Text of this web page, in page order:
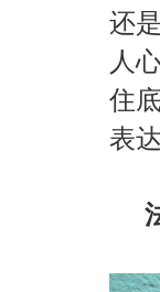
还
人
住
表达